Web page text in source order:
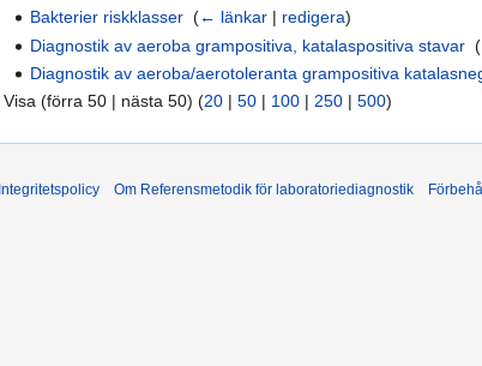
Bakterier riskklasser ‎(← länkar | redigera)
Diagnostik av aeroba grampositiva, katalaspositiva stavar ‎(
Diagnostik av aeroba/aerotoleranta grampositiva
Visa (förra 50 | nästa 50) (20 | 50 | 100 | 250 | 500)
Integritetspolicy Om Referensmetodik för laboratoriediagnostik Förbehåll